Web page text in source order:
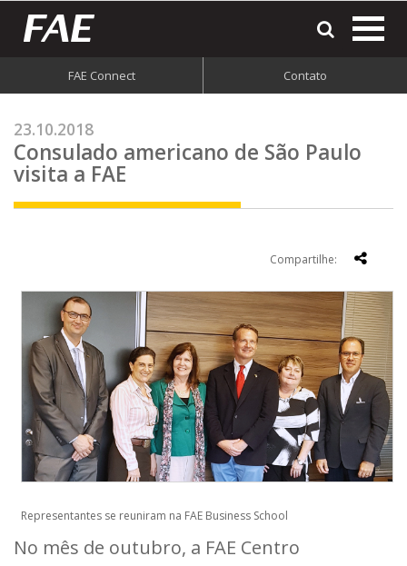
FAE Connect Contato
23.10.2018
Consulado americano de São Paulo
visita a FAE
Compartilhe:
Representantes se reuniram na FAE Business School
No mês de outubro, a FAE Centro